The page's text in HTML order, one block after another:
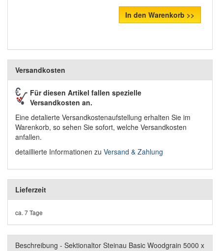
In den Warenkorb >>
Versandkosten
Für diesen Artikel fallen spezielle
Versandkosten an.
Eine detalierte Versandkostenaufstellung erhalten Sie im
Warenkorb, so sehen Sie sofort, welche Versandkosten
anfallen.
detaillierte Informationen zu Versand & Zahlung
Lieferzeit
ca. 7 Tage
Beschreibung - Sektionaltor Steinau Basic Woodgrain 5000 x